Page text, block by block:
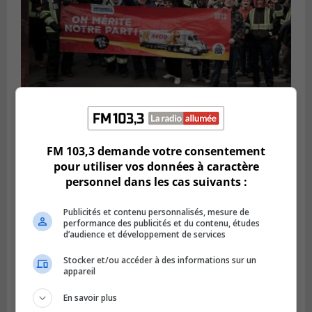
Publié le 27 juillet 2026 à 19h58
Metro prend les moyens pour protéger son
personnel cadre
FM 103,3 demande votre consentement
pour utiliser vos données à caractère
personnel dans les cas suivants :
Publicités et contenu personnalisés, mesure de
performance des publicités et du contenu, études
d’audience et développement de services
Stocker et/ou accéder à des informations sur un
appareil
En savoir plus